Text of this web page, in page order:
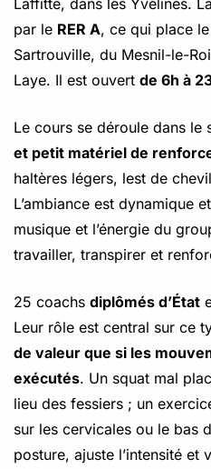
par le RER A, ce qui place
Sartrouville, du Mesnil-le-
Laye. Il est ouvert de 6h à
Le cours se déroule dans
et petit matériel de
haltères légers, lest de
L’ambiance est dynamique
musique et l’énergie du
travailler, transpirer et
25 coachs diplômés d’État
Leur rôle est central sur ce
de valeur que si les
exécutés. Un squat mal
lieu des fessiers ; un
sur les cervicales ou le bas
posture, ajuste l’intensité et